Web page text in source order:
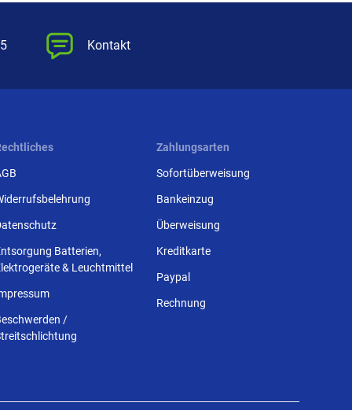
Kontakt
Batterien,
& Leuchtmittel
/
Zahlungsarten
Sofortüberweisung
Bankeinzug
Überweisung
Kreditkarte
Paypal
Rechnung